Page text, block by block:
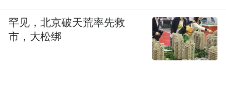
罕见，北京破天荒率先救
市，大松绑